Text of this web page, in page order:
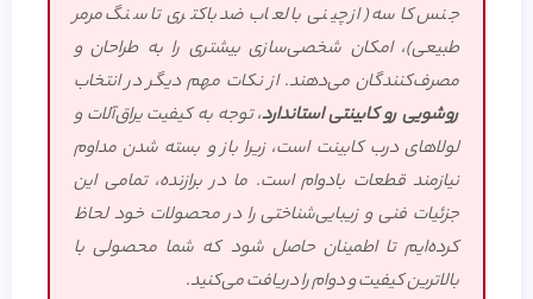
جنس کاسه (از چینی با لعاب ضد باکتری تا سنگ مرمر
طبیعی)، امکان شخصی‌سازی بیشتری را به طراحان و
مصرف‌کنندگان می‌دهند. از نکات مهم دیگر در انتخاب
روشویی رو کابینتی استاندارد، توجه به کیفیت یراق‌آلات و
لولاهای درب کابینت است، زیرا باز و بسته شدن مداوم
نیازمند قطعات بادوام است. ما در برازنده، تمامی این
جزئیات فنی و زیبایی‌شناختی را در محصولات خود لحاظ
کرده‌ایم تا اطمینان حاصل شود که شما محصولی با
بالاترین کیفیت و دوام را دریافت می‌کنید.